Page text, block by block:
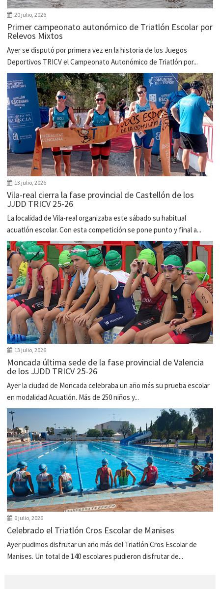
20 julio, 2026
Primer campeonato autonómico de Triatlón Escolar por
Relevos Mixtos
Ayer se disputó por primera vez en la historia de los Juegos
Deportivos TRICV el Campeonato Autonómico de Triatlón por...
13 julio, 2026
Vila-real cierra la fase provincial de Castellón de los
JJDD TRICV 25-26
La localidad de Vila-real organizaba este sábado su habitual
acuatlón escolar. Con esta competición se pone punto y final a...
13 julio, 2026
Moncada última sede de la fase provincial de Valencia
de los JJDD TRICV 25-26
Ayer la ciudad de Moncada celebraba un año más su prueba escolar
en modalidad Acuatlón. Más de 250 niños y...
6 julio, 2026
Celebrado el Triatlón Cros Escolar de Manises
Ayer pudimos disfrutar un año más del Triatlón Cros Escolar de
Manises. Un total de 140 escolares pudieron disfrutar de...